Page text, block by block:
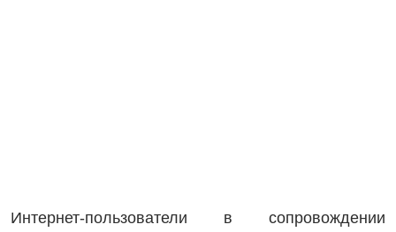
Интернет-пользователи в сопровождении